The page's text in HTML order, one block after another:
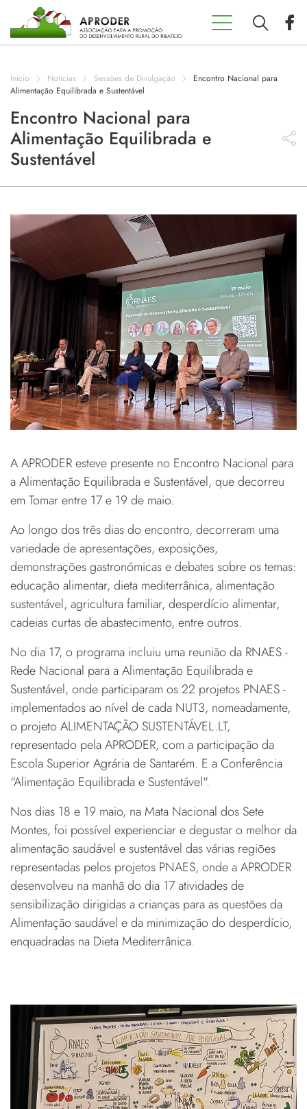
Aproder
EDL 20.30
Concursos
Projetos
Programas
Contactos
Início Notícias Sessões de Divulgação
Encontro Nacional para
Alimentação Equilibrada e Sustentável
Encontro Nacional para
Alimentação Equilibrada e
Sustentável
A APRODER esteve presente no Encontro Nacional para
a Alimentação Equilibrada e Sustentável, que decorreu
em Tomar entre 17 e 19 de maio.
Ao longo dos três dias do encontro, decorreram uma
variedade de apresentações, exposições,
demonstrações gastronómicas e debates sobre os temas:
educação alimentar, dieta mediterrânica, alimentação
sustentável, agricultura familiar, desperdício alimentar,
cadeias curtas de abastecimento, entre outros.
No dia 17, o programa incluiu uma reunião da RNAES -
Rede Nacional para a Alimentação Equilibrada e
Sustentável, onde participaram os 22 projetos PNAES -
implementados ao nível de cada NUT3, nomeadamente,
o projeto ALIMENTAÇÃO SUSTENTÁVEL.LT,
representado pela APRODER, com a participação da
Escola Superior Agrária de Santarém. E a Conferência
"Alimentação Equilibrada e Sustentável".
Nos dias 18 e 19 maio, na Mata Nacional dos Sete
Montes, foi possível experienciar e degustar o melhor da
alimentação saudável e sustentável das várias regiões
representadas pelos projetos PNAES, onde a APRODER
desenvolveu na manhã do dia 17 atividades de
sensibilização dirigidas a crianças para as questões da
Alimentação saudável e da minimização do desperdício,
enquadradas na Dieta Mediterrânica.